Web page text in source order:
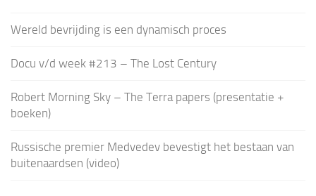
Wereld bevrijding is een dynamisch proces
Docu v/d week #213 – The Lost Century
Robert Morning Sky – The Terra papers (presentatie +
boeken)
Russische premier Medvedev bevestigt het bestaan van
buitenaardsen (video)